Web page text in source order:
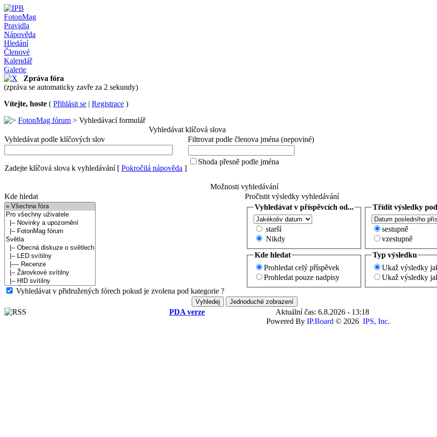
FotonMag
Pravidla
Nápověda
Hledání
Členové
Kalendář
Galerie
Zpráva fóra
(zpráva se automaticky zavře za 2 sekundy)
Vítejte, hoste ( Přihlásit se | Registrace )
FotonMag fórum > Vyhledávací formulář
Vyhledávat klíčová slova
Vyhledávat podle klíčových slov
Filtrovat podle členova jména (nepoviné)
Zadejte klíčová slova k vyhledávání[ Pokročilá nápověda ]
Shoda přesně podle jména
Možnosti vyhledávání
Kde hledat
Pročistit výsledky vyhledávání
Vyhledávat v přidružených fórech pokud je zvolena pod kategorie ?
Vyhledávat v příspěvcích od...
starší
Nikdy
Třídit výsledky
sestupně
vzestupně
Kde hledat
Prohledat celý příspěvek
Prohledat pouze nadpisy
Typ výsledku
Ukaž výsledky
Ukaž výsledky
PDA verze
Aktuální čas: 6.8.2026 - 13:18
Powered By IP.Board © 2026 IPS, Inc.